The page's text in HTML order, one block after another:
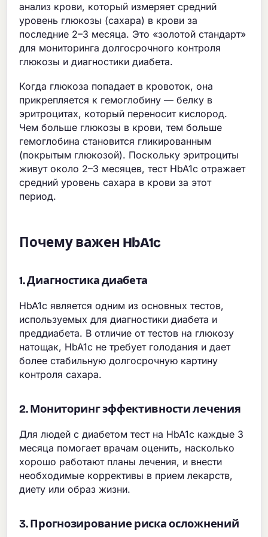
анализ крови, который измеряет средний
уровень глюкозы (сахара) в крови за
последние 2–3 месяца. Это «золотой стандарт»
для мониторинга долгосрочного контроля
глюкозы и диагностики диабета.
Когда глюкоза попадает в кровоток, она
прикрепляется к гемоглобину — белку в
эритроцитах, который переносит кислород.
Чем больше глюкозы в крови, тем больше
гемоглобина становится гликированным
(покрытым глюкозой). Поскольку эритроциты
живут около 2–3 месяцев, тест HbA1c отражает
средний уровень сахара в крови за этот
период.
Почему важен HbA1c
1. Диагностика диабета
HbA1c является одним из основных тестов,
используемых для диагностики диабета и
преддиабета. В отличие от тестов на глюкозу
натощак, HbA1c не требует голодания и дает
более стабильную долгосрочную картину
контроля сахара.
2. Мониторинг эффективности лечения
Для людей с диабетом тест на HbA1c каждые 3
месяца помогает врачам оценить, насколько
хорошо работают планы лечения, и внести
необходимые коррективы в прием лекарств,
диету или образ жизни.
3. Прогнозирование риска осложнений